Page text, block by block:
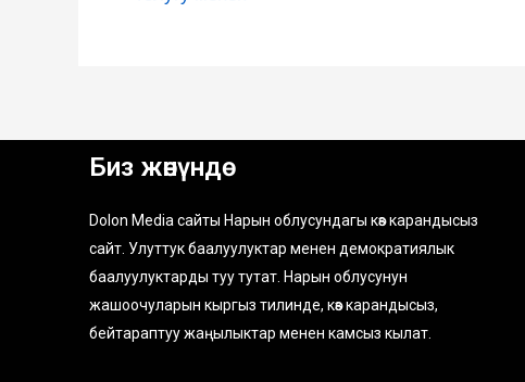
Биз жөнүндө
Dolon Media сайты Нарын облусундагы көз карандысыз
сайт. Улуттук баалуулуктар менен демократиялык
баалуулуктарды туу тутат. Нарын облусунун
жашоочуларын кыргыз тилинде, көз карандысыз,
бейтараптуу жаңылыктар менен камсыз кылат.